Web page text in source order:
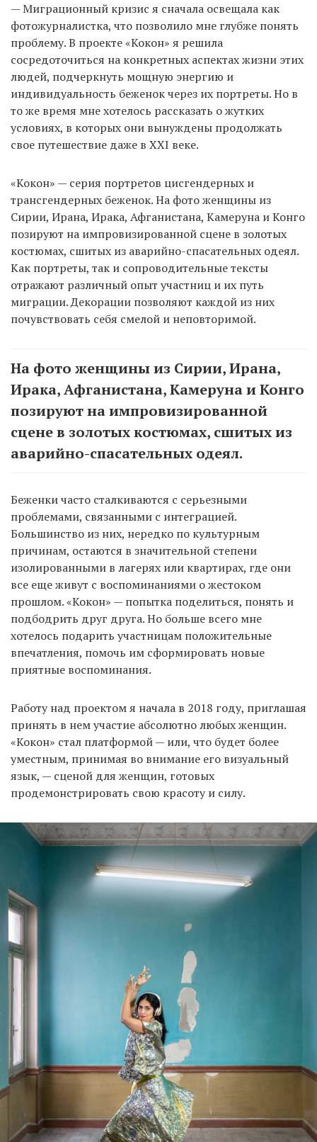
— Миграционный кризис я сначала освещала как
фотожурналистка, что позволило мне глубже понять
проблему. В проекте «Кокон» я решила
сосредоточиться на конкретных аспектах жизни этих
людей, подчеркнуть мощную энергию и
индивидуальность беженок через их портреты. Но в
то же время мне хотелось рассказать о жутких
условиях, в которых они вынуждены продолжать
свое путешествие даже в XXI веке.
«Кокон» — серия портретов цисгендерных и
трансгендерных беженок. На фото женщины из
Сирии, Ирана, Ирака, Афганистана, Камеруна и Конго
позируют на импровизированной сцене в золотых
костюмах, сшитых из аварийно-спасательных одеял.
Как портреты, так и сопроводительные тексты
отражают различный опыт участниц и их путь
миграции. Декорации позволяют каждой из них
почувствовать себя смелой и неповторимой.
На фото женщины из Сирии, Ирана,
Ирака, Афганистана, Камеруна и Конго
позируют на импровизированной
сцене в золотых костюмах, сшитых из
аварийно-спасательных одеял.
Беженки часто сталкиваются с серьезными
проблемами, связанными с интеграцией.
Большинство из них, нередко по культурным
причинам, остаются в значительной степени
изолированными в лагерях или квартирах, где они
все еще живут с воспоминаниями о жестоком
прошлом. «Кокон» — попытка поделиться, понять и
подбодрить друг друга. Но больше всего мне
хотелось подарить участницам положительные
впечатления, помочь им сформировать новые
приятные воспоминания.
Работу над проектом я начала в 2018 году, приглашая
принять в нем участие абсолютно любых женщин.
«Кокон» стал платформой — или, что будет более
уместным, принимая во внимание его визуальный
язык, — сценой для женщин, готовых
продемонстрировать свою красоту и силу.